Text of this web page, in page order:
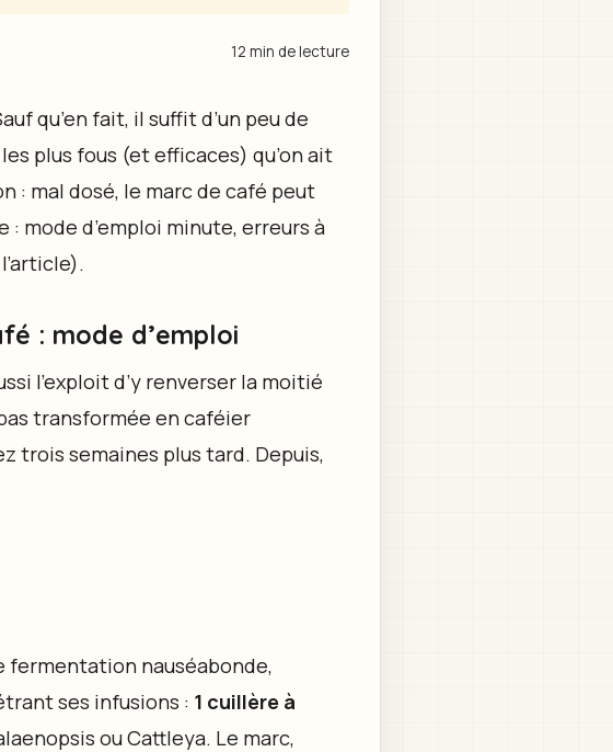
12 min de lecture
qu’en fait, il suffit d’un peu de
plus fous (et efficaces) qu’on ait
: mal dosé, le marc de café peut
mode d’emploi minute, erreurs à
: mode d’emploi
l’exploit d’y renverser la moitié
transformée en caféier
trois semaines plus tard. Depuis,
fermentation nauséabonde,
ses infusions : 1 cuillère à
ou Cattleya. Le marc,